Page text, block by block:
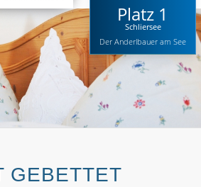
GEBETTET
Platz 1
Schliersee
Der Anderlbauer am See